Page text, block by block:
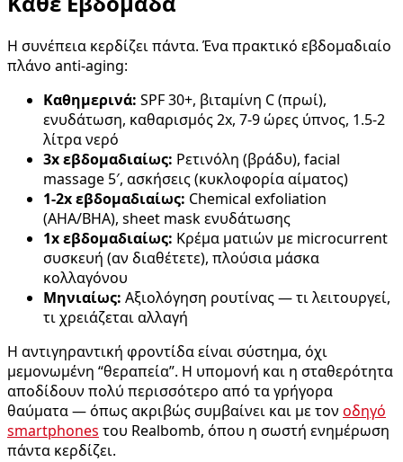
Η συνέπεια κερδίζει πάντα. Ένα πρακτικό εβδομαδιαίο
πλάνο anti-aging:
Καθημερινά: SPF 30+, βιταμίνη C (πρωί),
ενυδάτωση, καθαρισμός 2x, 7-9 ώρες ύπνος, 1.5-2
λίτρα νερό
3x εβδομαδιαίως: Ρετινόλη (βράδυ), facial
massage 5′, ασκήσεις (κυκλοφορία αίματος)
1-2x εβδομαδιαίως: Chemical exfoliation
(AHA/BHA), sheet mask ενυδάτωσης
1x εβδομαδιαίως: Κρέμα ματιών με microcurrent
συσκευή (αν διαθέτετε), πλούσια μάσκα
κολλαγόνου
Μηνιαίως: Αξιολόγηση ρουτίνας — τι λειτουργεί,
τι χρειάζεται αλλαγή
Η αντιγηραντική φροντίδα είναι σύστημα, όχι
μεμονωμένη “θεραπεία”. Η υπομονή και η σταθερότητα
αποδίδουν πολύ περισσότερο από τα γρήγορα
θαύματα — όπως ακριβώς συμβαίνει και με τον οδηγό
smartphones του Realbomb, όπου η σωστή ενημέρωση
πάντα κερδίζει.